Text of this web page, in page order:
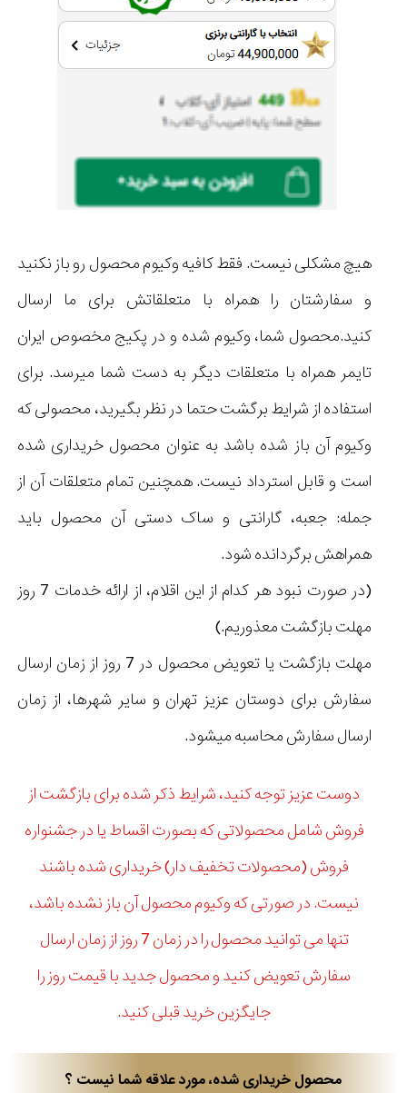
هیچ مشکلی نیست. فقط کافیه وکیوم محصول رو باز نکنید
و سفارشتان را همراه با متعلقاتش برای ما ارسال
کنید.محصول شما، وکیوم شده و در پکیج مخصوص ایران
تایمر همراه با متعلقات دیگر به دست شما میرسد. برای
استفاده از شرایط برگشت حتما در نظر بگیرید، محصولی که
وکیوم آن باز شده باشد به عنوان محصول خریداری شده
است و قابل استرداد نیست. همچنین تمام متعلقات آن از
جمله: جعبه، گارانتی و ساک دستی آن محصول باید
همراهش برگردانده شود.
(در صورت نبود هر کدام از این اقلام، از ارائه خدمات 7 روز
مهلت بازگشت معذوریم.)
مهلت بازگشت یا تعویض محصول در 7 روز از زمان ارسال
سفارش برای دوستان عزیز تهران و سایر شهرها، از زمان
ارسال سفارش محاسبه میشود.
دوست عزیز توجه کنید، شرایط ذکر شده برای بازگشت از
فروش شامل محصولاتی که بصورت اقساط یا در جشنواره
فروش (محصولات تخفیف دار) خریداری شده باشند
نیست. در صورتی که وکیوم محصول آن باز نشده باشد،
تنها می توانید محصول را در زمان 7 روز از زمان ارسال
سفارش تعویض کنید و محصول جدید با قیمت روز را
جایگزین خرید قبلی کنید.
محصول خریداری شده، مورد علاقه شما نیست ؟